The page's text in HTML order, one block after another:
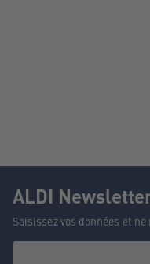
ALDI
Saisissez vos données et